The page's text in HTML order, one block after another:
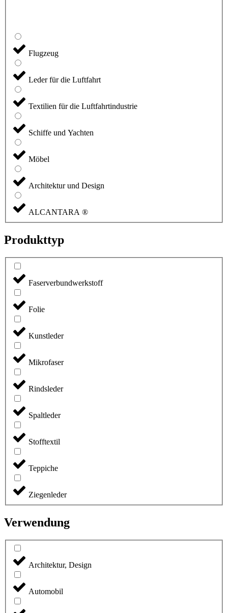
Flugzeug
Leder für die Luftfahrt
Textilien für die Luftfahrtindustrie
Schiffe und Yachten
Möbel
Architektur und Design
ALCANTARA ®
Produkttyp
Faserverbundwerkstoff
Folie
Kunstleder
Mikrofaser
Rindsleder
Spaltleder
Stofftextil
Teppiche
Ziegenleder
Verwendung
Architektur, Design
Automobil